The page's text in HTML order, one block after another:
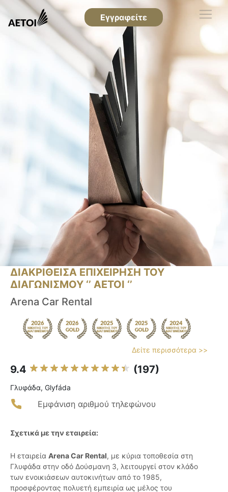
Εγγραφείτε
ΔΙΑΚΡΙΘΕΙΣΑ ΕΠΙΧΕΙΡΗΣΗ ΤΟΥ
ΔΙΑΓΩΝΙΣΜΟΥ ‘’ ΑΕΤΟΙ ‘’
Arena Car Rental
Δείτε περισσότερα >>
9.4 (197)
Γλυφάδα, Glyfáda
Εμφάνιση αριθμού τηλεφώνου
Σχετικά με την εταιρεία:
Η εταιρεία Arena Car Rental, με κύρια τοποθεσία στη
Γλυφάδα στην οδό Δούσμανη 3, λειτουργεί στον κλάδο
των ενοικιάσεων αυτοκινήτων από το 1985,
προσφέροντας πολυετή εμπειρία ως μέλος του